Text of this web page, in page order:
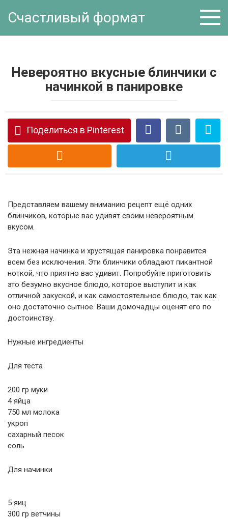
Счастливый формат
Невероятно вкусные блинчики с
начинкой в панировке
Поделиться в Pinterest
Представляем вашему вниманию рецепт ещё одних
блинчиков, которые вас удивят своим невероятным
вкусом.
Эта нежная начинка и хрустящая панировка понравится
всем без исключения. Эти блинчики обладают пикантной
ноткой, что приятно вас удивит. Попробуйте приготовить
это безумно вкусное блюдо, которое выступит и как
отличной закуской, и как самостоятельное блюдо, так как
оно достаточно сытное. Ваши домочадцы оценят его по
достоинству.
Нужные ингредиенты
Для теста
200 гр муки
4 яйца
750 мл молока
укроп
сахарный песок
соль
Для начинки
5 яиц
300 гр ветчины